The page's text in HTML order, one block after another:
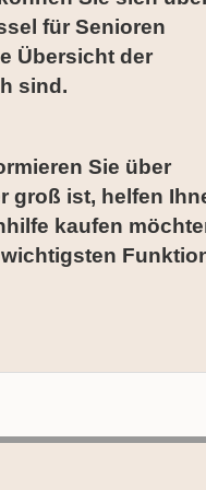
für Senioren
Übersicht der
sind.
Sie über
groß ist, helfen
kaufen